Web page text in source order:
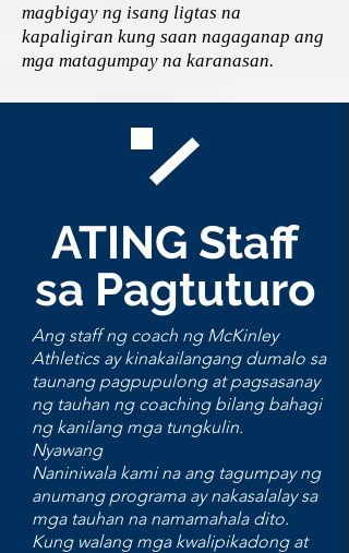
magbigay ng isang ligtas na
kapaligiran kung saan nagaganap ang
mga matagumpay na karanasan.
ATING Staff
sa Pagtuturo
Ang staff ng coach ng McKinley
Athletics ay kinakailangang dumalo sa
taunang pagpupulong at pagsasanay
ng tauhan ng coaching bilang bahagi
ng kanilang mga tungkulin.
Nyawang
Naniniwala kami na ang tagumpay ng
anumang programa ay nakasalalay sa
mga tauhan na namamahala dito.
Kung walang mga kwalipikadong at